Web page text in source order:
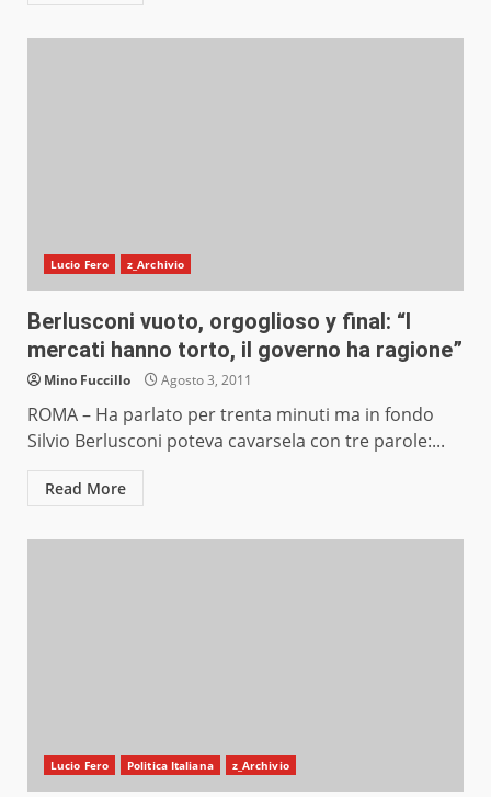
Lucio Fero z_Archivio
Berlusconi vuoto, orgoglioso y final: “I
mercati hanno torto, il governo ha ragione”
Mino Fuccillo Agosto 3, 2011
ROMA – Ha parlato per trenta minuti ma in fondo
Silvio Berlusconi poteva cavarsela con tre parole:...
Read More
Lucio Fero Politica Italiana z_Archivio